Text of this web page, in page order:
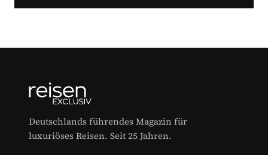
Deutschlands führendes Magazin für
luxuriöses Reisen. Seit 25 Jahren.